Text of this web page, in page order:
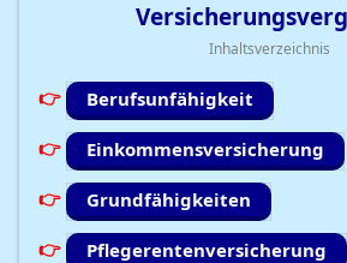
Inhaltsverzeichnis
Berufsunfähigkeit
Einkommensversicherung
Grundfähigkeiten
Pflegerentenversicherung